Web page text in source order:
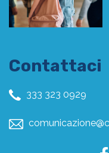
Contattaci
333 323 0929